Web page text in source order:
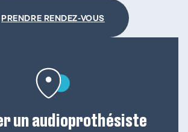
PRENDRE RENDEZ-VOUS
un audioprothésiste